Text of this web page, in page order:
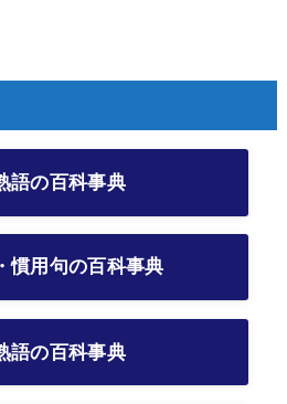
語の百科事典
慣用句の百科事典
語の百科事典